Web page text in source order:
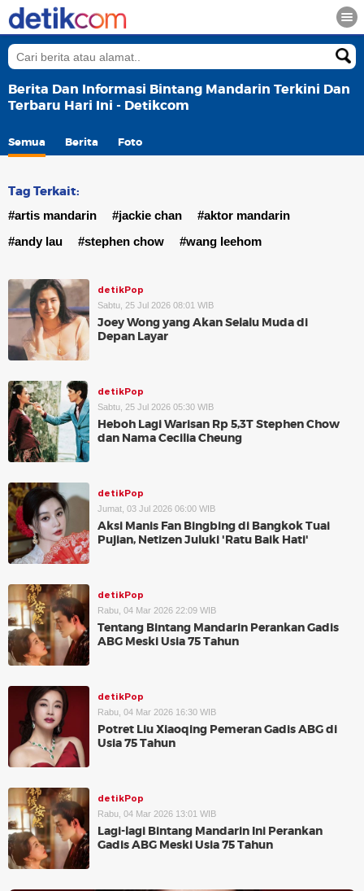
Berita Dan Informasi Bintang Mandarin Terkini Dan
Terbaru Hari Ini - Detikcom
Semua Berita Foto
Tag Terkait:
#artis mandarin #jackie chan
#aktor mandarin
#andy lau
#stephen chow #wang leehom
detikPop
Sabtu, 25 Jul 2026 08:01 WIB
Joey Wong yang Akan Selalu Muda di
Depan Layar
detikPop
Sabtu, 25 Jul 2026 05:30 WIB
Heboh Lagi Warisan Rp 5,3T Stephen Chow
dan Nama Cecilia Cheung
detikPop
Jumat, 03 Jul 2026 06:00 WIB
Aksi Manis Fan Bingbing di Bangkok Tuai
Pujian, Netizen Juluki 'Ratu Baik Hati'
detikPop
Rabu, 04 Mar 2026 22:09 WIB
Tentang Bintang Mandarin Perankan Gadis
ABG Meski Usia 75 Tahun
detikPop
Rabu, 04 Mar 2026 16:30 WIB
Potret Liu Xiaoqing Pemeran Gadis ABG di
Usia 75 Tahun
detikPop
Rabu, 04 Mar 2026 13:01 WIB
Lagi-lagi Bintang Mandarin Ini Perankan
Gadis ABG Meski Usia 75 Tahun